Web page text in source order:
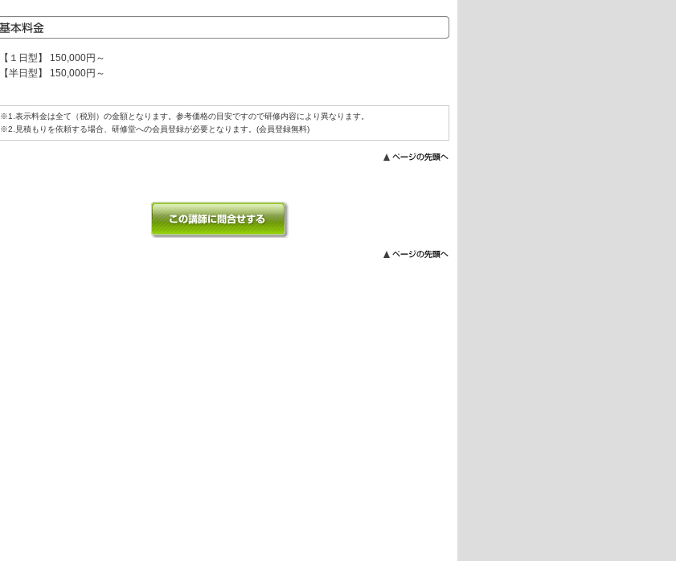
【１日型】 150,000円～
【半日型】 150,000円～
※1.表示料金は全て（税別）の金額となります。参考価格の目安ですので研修内容により異なります。
※2.見積もりを依頼する場合、研修堂への会員登録が必要となります。(会員登録無料)